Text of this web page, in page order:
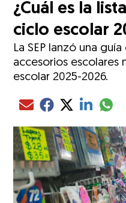
¿Cuál es la
ciclo escolar
La SEP lanzó una
accesorios escolares
escolar 2025-2026.
Compartir el artículo
Compartir el artículo
Compartir el
Compartir